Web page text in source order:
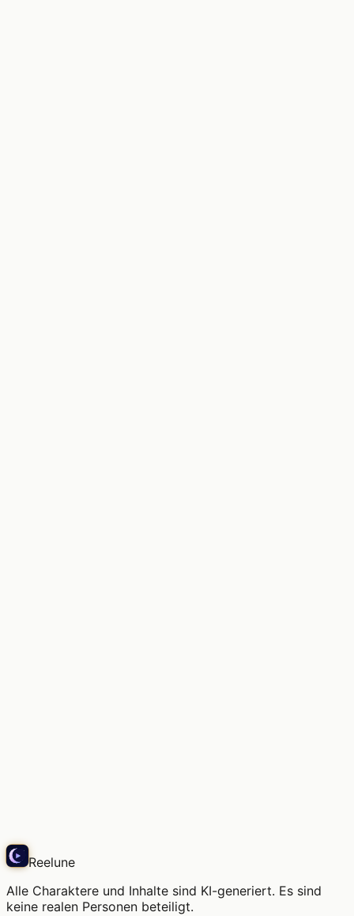
Reelune
Alle Charaktere und Inhalte sind KI-generiert. Es sind
keine realen Personen beteiligt.